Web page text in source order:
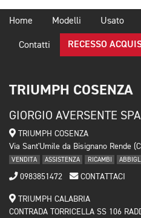
Home Modelli Usato
Contatti RECESSO
TRIUMPH COSENZA
GIORGIO AVERSENTE SPA
TRIUMPH COSENZA
Via Sant'Umile da Bisignano Rende
VENDITA ASSISTENZA RICAMBI
0983851472 CONTATTACI
TRIUMPH CALABRIA
CONTRADA TORRICELLA SS 106